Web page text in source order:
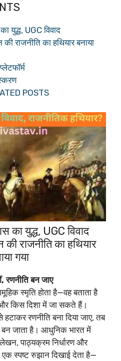
युद्ध, UGC विवाद
राजनीति का हथियार बनाया
POSTS
का युद्ध, UGC विवाद
राजनीति का हथियार
गया
रणनीति बन जाए
स्मृति होता है—वह बताता है
किस दिशा में जा सकते हैं।
रणनीति बना दिया जाए, तब
बन जाता है। आधुनिक भारत में
पाठ्यक्रम निर्धारण और
स्पष्ट रुझान दिखाई देता है—